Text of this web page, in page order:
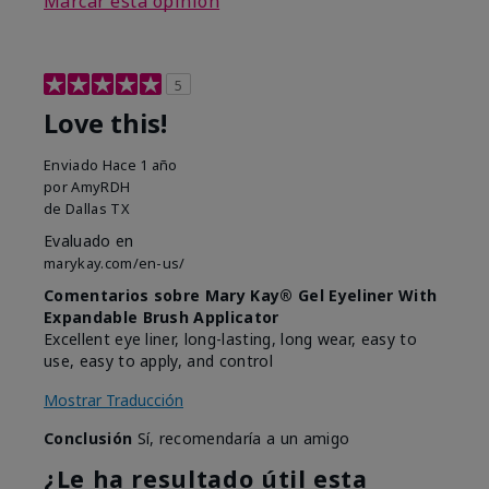
5
Love this!
Enviado Hace 1 año
porAmyRDH
de Dallas TX
Evaluado en
marykay.com/en-us/
Comentarios sobre Mary Kay® Gel Eyeliner With
Expandable Brush Applicator
Excellent eye liner, long-lasting, long wear, easy to
use, easy to apply, and control
Mostrar Traducción
Conclusión Sí, recomendaría a un amigo
¿Le ha resultado útil esta